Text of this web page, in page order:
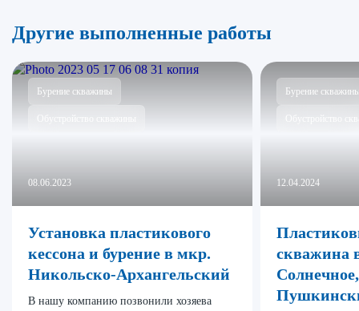
Другие выполненные работы
Бурение скважины
Обустройство скважины
08.06.2023
Установка пластикового
кессона и бурение в мкр.
Никольско-Архангельский
В нашу компанию позвонили хозяева
Бурение
Обустройство
12.04.2024
скважина